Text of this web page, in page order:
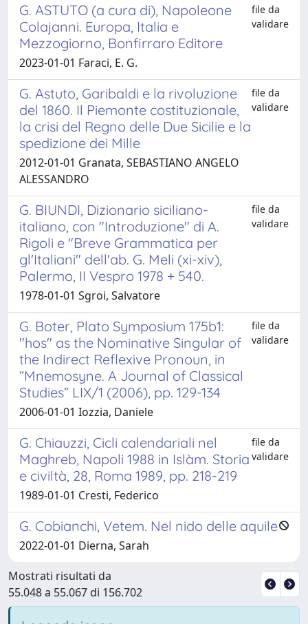
G. ASTUTO (a cura di), Napoleone
Colajanni. Europa, Italia e
Mezzogiorno, Bonfirraro Editore
file da
validare
2023-01-01 Faraci, E. G.
G. Astuto, Garibaldi e la rivoluzione
del 1860. Il Piemonte costituzionale,
la crisi del Regno delle Due Sicilie e la
spedizione dei Mille
file da
validare
2012-01-01 Granata, SEBASTIANO ANGELO
ALESSANDRO
G. BIUNDI, Dizionario siciliano-
italiano, con "Introduzione" di A.
Rigoli e "Breve Grammatica per
gl'Italiani" dell'ab. G. Meli (xi-xiv),
Palermo, II Vespro 1978 + 540.
file da
validare
1978-01-01 Sgroi, Salvatore
G. Boter, Plato Symposium 175b1:
"hos" as the Nominative Singular of
the Indirect Reflexive Pronoun, in
“Mnemosyne. A Journal of Classical
Studies” LIX/1 (2006), pp. 129-134
file da
validare
2006-01-01 Iozzia, Daniele
G. Chiauzzi, Cicli calendariali nel
Maghreb, Napoli 1988 in Islàm. Storia
e civiltà, 28, Roma 1989, pp. 218-219
file da
validare
1989-01-01 Cresti, Federico
G. Cobianchi, Vetem. Nel nido delle aquile
2022-01-01 Dierna, Sarah
Mostrati risultati da
55.048 a 55.067 di 156.702